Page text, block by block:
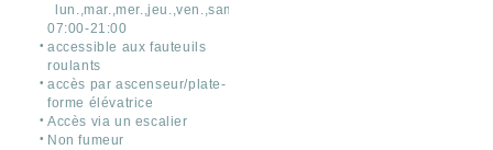
lun.,mar.,mer.,jeu.,ven.,sam.
07:00-21:00
accessible aux fauteuils
roulants
accès par ascenseur/plate-
forme élévatrice
Accès via un escalier
Non fumeur